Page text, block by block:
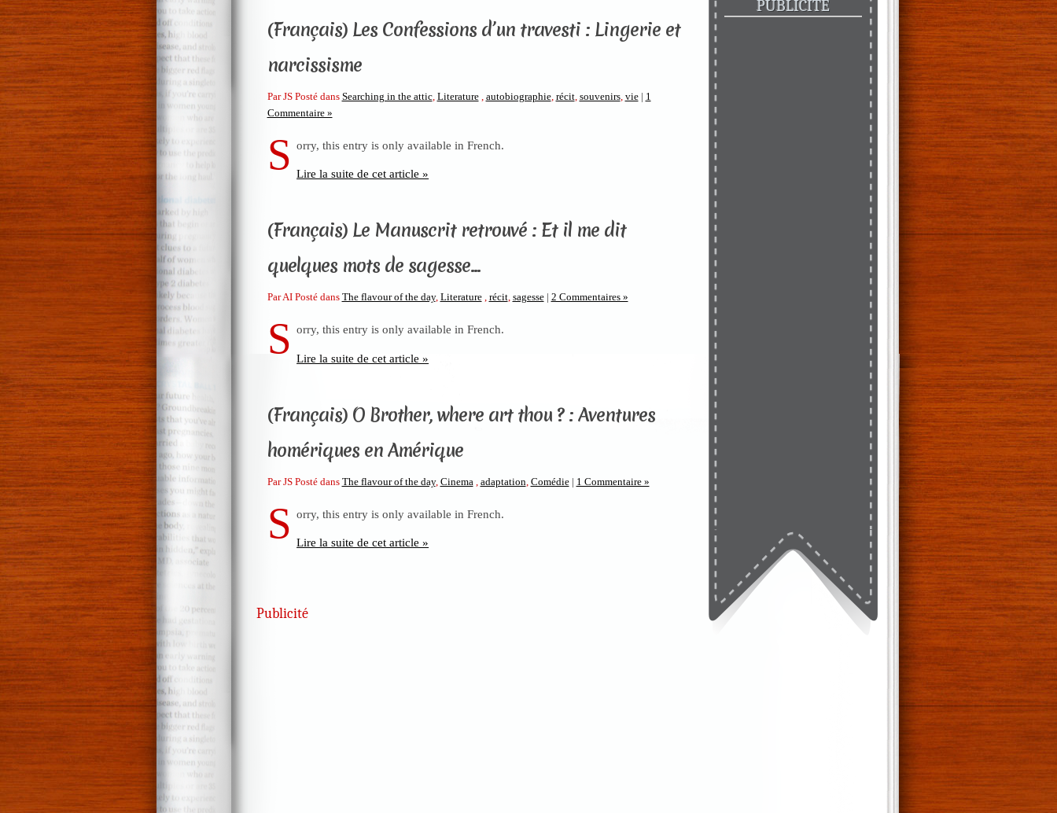
(Français) Les Confessions d’un travesti : Lingerie et
narcissisme
Par JS Posté dans Searching in the attic, Literature, autobiographie, récit, souvenirs, vie | 1
Commentaire »
S orry, this entry is only available in French.
Lire la suite de cet article »
(Français) Le Manuscrit retrouvé : Et il me dit
quelques mots de sagesse…
Par AI Posté dans The flavour of the day, Literature, récit, sagesse | 2 Commentaires »
S orry, this entry is only available in French.
Lire la suite de cet article »
(Français) O Brother, where art thou ? : Aventures
homériques en Amérique
Par JS Posté dans The flavour of the day, Cinema adaptation Comédie | 1 Commentaire »
S orry, this entry is only available in French.
Lire la suite de cet article »
Publicité
PUBLICITÉ